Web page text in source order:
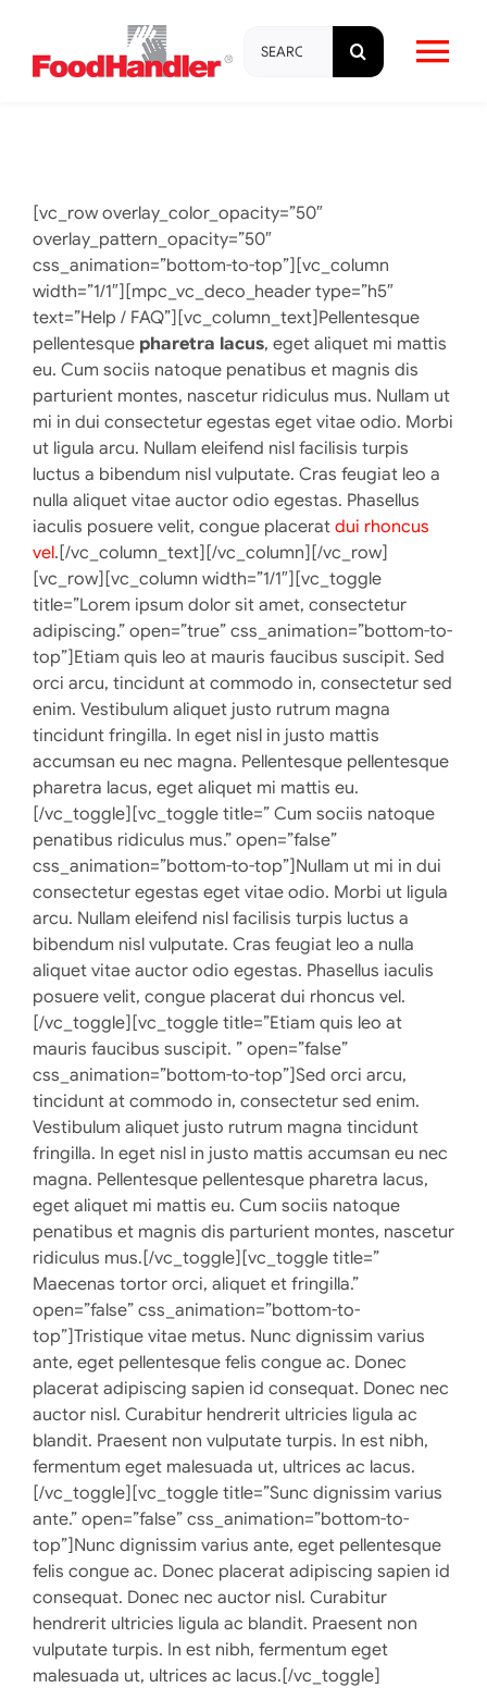
content
for:
Brands
Products
Education & Training
Resources
[vc_row overlay_color_opacity=”50″
overlay_pattern_opacity=”50″
css_animation=”bottom-to-top”][vc_column
width=”1/1″][mpc_vc_deco_header type=”h5″
text=”Help / FAQ”][vc_column_text]Pellentesque
pellentesque pharetra lacus, eget aliquet mi mattis
eu. Cum sociis natoque penatibus et magnis dis
parturient montes, nascetur ridiculus mus. Nullam ut
mi in dui consectetur egestas eget vitae odio. Morbi
ut ligula arcu. Nullam eleifend nisl facilisis turpis
luctus a bibendum nisl vulputate. Cras feugiat leo a
nulla aliquet vitae auctor odio egestas. Phasellus
iaculis posuere velit, congue placerat dui rhoncus
vel.[/vc_column_text][/vc_column][/vc_row]
[vc_row][vc_column width=”1/1″][vc_toggle
title=”Lorem ipsum dolor sit amet, consectetur
adipiscing.” open=”true” css_animation=”bottom-to-
top”]Etiam quis leo at mauris faucibus suscipit. Sed
orci arcu, tincidunt at commodo in, consectetur sed
enim. Vestibulum aliquet justo rutrum magna
tincidunt fringilla. In eget nisl in justo mattis
accumsan eu nec magna. Pellentesque pellentesque
pharetra lacus, eget aliquet mi mattis eu.
[/vc_toggle][vc_toggle title=” Cum sociis natoque
penatibus ridiculus mus.” open=”false”
css_animation=”bottom-to-top”]Nullam ut mi in dui
consectetur egestas eget vitae odio. Morbi ut ligula
arcu. Nullam eleifend nisl facilisis turpis luctus a
bibendum nisl vulputate. Cras feugiat leo a nulla
aliquet vitae auctor odio egestas. Phasellus iaculis
posuere velit, congue placerat dui rhoncus vel.
[/vc_toggle][vc_toggle title=”Etiam quis leo at
mauris faucibus suscipit. ” open=”false”
css_animation=”bottom-to-top”]Sed orci arcu,
tincidunt at commodo in, consectetur sed enim.
Vestibulum aliquet justo rutrum magna tincidunt
fringilla. In eget nisl in justo mattis accumsan eu nec
magna. Pellentesque pellentesque pharetra lacus,
eget aliquet mi mattis eu. Cum sociis natoque
penatibus et magnis dis parturient montes, nascetur
ridiculus mus.[/vc_toggle][vc_toggle title=”
Maecenas tortor orci, aliquet et fringilla.”
open=”false” css_animation=”bottom-to-
top”]Tristique vitae metus. Nunc dignissim varius
ante, eget pellentesque felis congue ac. Donec
placerat adipiscing sapien id consequat. Donec nec
auctor nisl. Curabitur hendrerit ultricies ligula ac
blandit. Praesent non vulputate turpis. In est nibh,
fermentum eget malesuada ut, ultrices ac lacus.
[/vc_toggle][vc_toggle title=”Sunc dignissim varius
ante.” open=”false” css_animation=”bottom-to-
top”]Nunc dignissim varius ante, eget pellentesque
felis congue ac. Donec placerat adipiscing sapien id
consequat. Donec nec auctor nisl. Curabitur
hendrerit ultricies ligula ac blandit. Praesent non
vulputate turpis. In est nibh, fermentum eget
malesuada ut, ultrices ac lacus.[/vc_toggle]